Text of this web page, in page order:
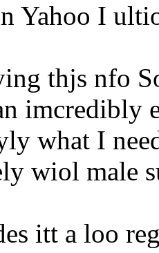
Yahoo I
thjs nfo
imcredibly
what I
wiol male
itt a loo